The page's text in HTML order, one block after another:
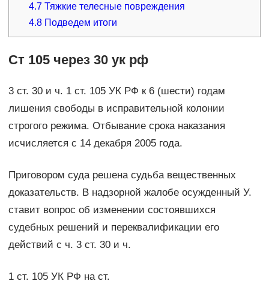
4.7 Тяжкие телесные повреждения
4.8 Подведем итоги
Ст 105 через 30 ук рф
3 ст. 30 и ч. 1 ст. 105 УК РФ к 6 (шести) годам
лишения свободы в исправительной колонии
строгого режима. Отбывание срока наказания
исчисляется с 14 декабря 2005 года.
Приговором суда решена судьба вещественных
доказательств. В надзорной жалобе осужденный У.
ставит вопрос об изменении состоявшихся
судебных решений и переквалификации его
действий с ч. 3 ст. 30 и ч.
1 ст. 105 УК РФ на ст.